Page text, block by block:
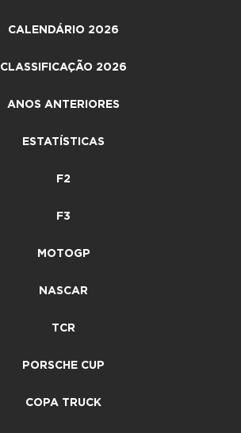
CALENDÁRIO 2026
CLASSIFICAÇÃO 2026
ANOS ANTERIORES
ESTATÍSTICAS
F2
F3
MOTOGP
NASCAR
TCR
PORSCHE CUP
COPA TRUCK